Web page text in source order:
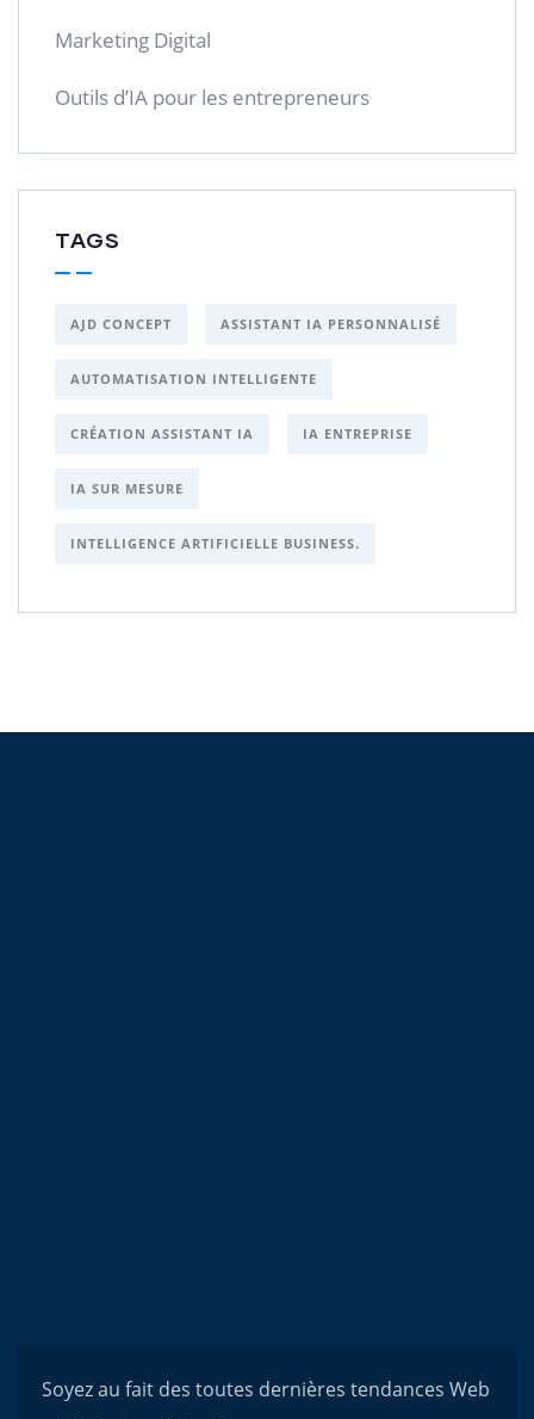
Marketing Digital
Outils d’IA pour les entrepreneurs
TAGS
AJD CONCEPT ASSISTANT IA PERSONNALISÉ
AUTOMATISATION INTELLIGENTE
CRÉATION ASSISTANT IA IA ENTREPRISE
IA SUR MESURE
INTELLIGENCE ARTIFICIELLE BUSINESS.
Soyez au fait des toutes dernières tendances Web